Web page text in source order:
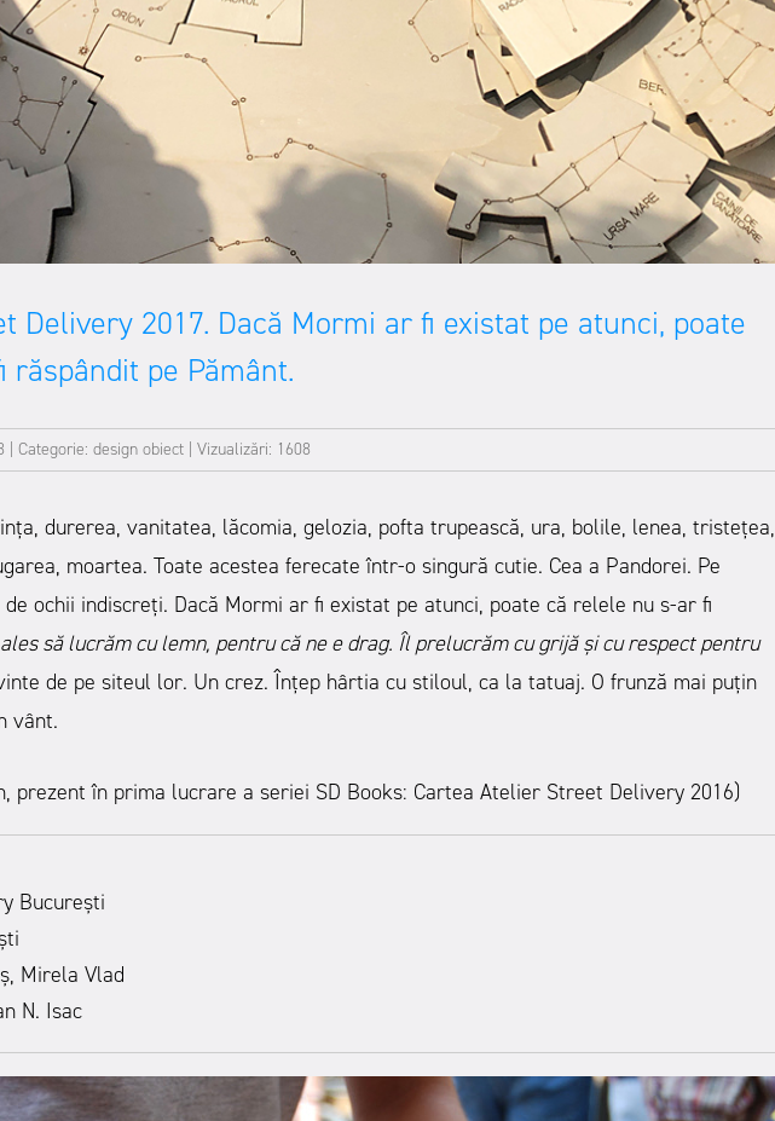
Delivery 2017. Dacă Mormi ar fi existat pe atunci, poate
pe Pământ.
| Categorie: design obiect | Vizualizări: 1608
durerea, vanitatea, lăcomia, gelozia, pofta trupească, ura, bolile, lenea, tristețea,
moartea. Toate acestea ferecate într-o singură cutie. Cea a Pandorei. Pe
ochii indiscreți. Dacă Mormi ar fi existat pe atunci, poate că relele nu s-ar fi
să lucrăm cu lemn, pentru că ne e drag. Îl prelucrăm cu grijă și cu respect pentru
de pe siteul lor. Un crez. Înțep hârtia cu stiloul, ca la tatuaj. O frunză mai puțin
vânt.
prezent în prima lucrare a seriei SD Books: Cartea Atelier Street Delivery 2016)
București
Mirela Vlad
N. Isac